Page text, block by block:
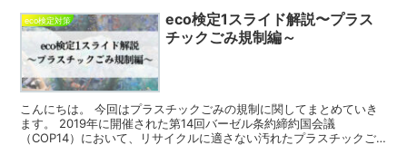
eco検定対策
eco検定1スライド解説〜プラス
チックごみ規制編～
こんにちは。 今回はプラスチックごみの規制に関してまとめていき
ます。 2019年に開催された第14回バーゼル条約締約国会議
（COP14）において、リサイクルに適さない汚れたプラスチックご